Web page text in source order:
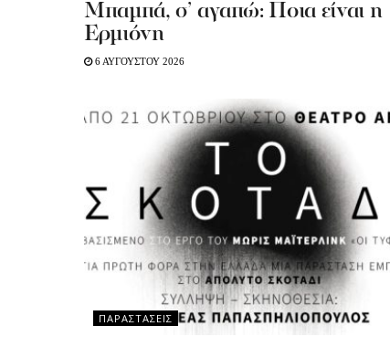
Μπαμπά, σ’ αγαπώ: Ποια είναι η
Ερμιόνη
6 ΑΥΓΟΥΣΤΟΥ 2026
ΠΑΡΑΣΤΑΣΕΙΣ